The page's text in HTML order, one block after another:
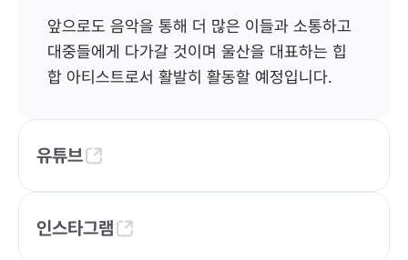
앞으로도 음악을 통해 더 많은 이들과 소통하고
대중들에게 다가갈 것이며 울산을 대표하는 힙
합 아티스트로서 활발히 활동할 예정입니다.
유튜브
인스타그램